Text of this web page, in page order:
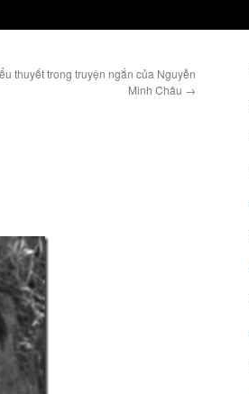
thuyết trong truyện ngắn của Nguyễn
Minh Châu →